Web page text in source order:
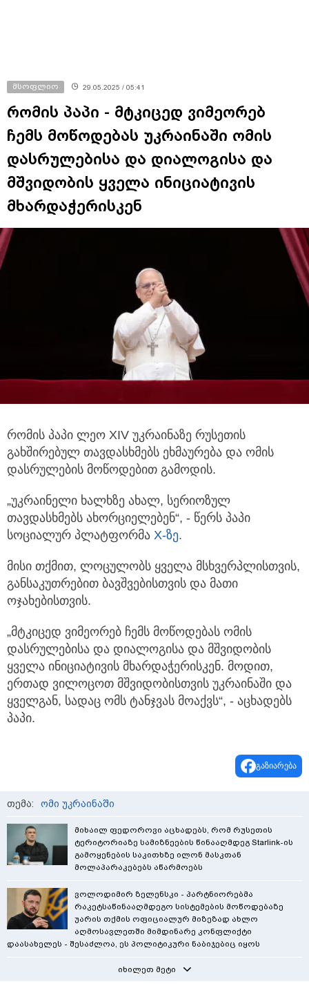
მსოფლიო 29.05.2025 / 05:41
რომის პაპი - მტკიცედ ვიმეორებ
ჩემს მოწოდებას უკრაინაში ომის
დასრულებისა და დიალოგისა და
მშვიდობის ყველა ინიციატივის
მხარდაჭერისკენ
რომის პაპი ლეო XIV უკრაინაზე რუსეთის
გახშირებულ თავდასხმებს ეხმაურება და ომის
დასრულების მოწოდებით გამოდის.
„უკრაინელი ხალხზე ახალ, სერიოზულ
თავდასხმებს ახორციელებენ“, - წერს პაპი
სოციალურ პლატფორმა X-ზე.
მისი თქმით, ლოცულობს ყველა მსხვერპლისთვის,
განსაკუთრებით ბავშვებისთვის და მათი
ოჯახებისთვის.
„მტკიცედ ვიმეორებ ჩემს მოწოდებას ომის
დასრულებისა და დიალოგისა და მშვიდობის
ყველა ინიციატივის მხარდაჭერისკენ. მოდით,
ერთად ვილოცოთ მშვიდობისთვის უკრაინაში და
ყველგან, სადაც ომს ტანჯვას მოაქვს“, - აცხადებს
პაპი.
გაზიარება
თემა: ომი უკრაინაში
მიხაილ ფედოროვი აცხადებს, რომ რუსეთის
ტერიტორიაზე სამიზნეების წინააღმდეგ Starlink-ის
გამოყენების საკითხზე ილონ მასკთან
მოლაპარაკებებს აწარმოებს
ვოლოდიმირ ზელენსკი - პარტნიორებმა
რაკეტსაწინააღმდეგო სისტემების მოწოდებაზე
უარის თქმის ოფიციალურ მიზეზად ახლო
აღმოსავლეთში მიმდინარე კონფლიქტი
დაასახელეს - შესაძლოა, ეს პოლიტიკური ნაბიჯებიც იყოს
იხილეთ მეტი